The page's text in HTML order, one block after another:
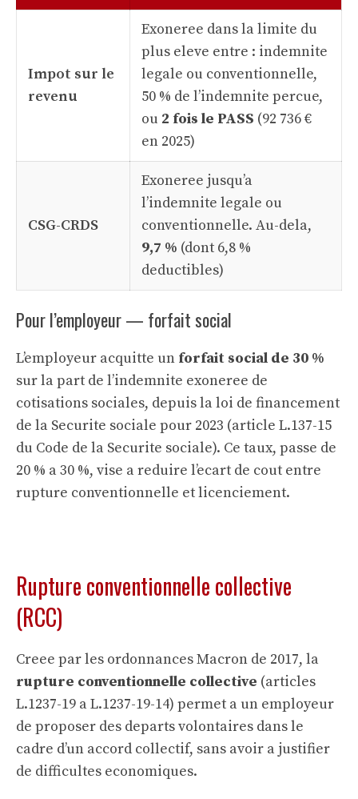
Impot sur le
revenu
Exoneree dans la limite du
plus eleve entre : indemnite
legale ou conventionnelle,
50 % de l’indemnite percue,
ou 2 fois le PASS (92 736 €
en 2025)
CSG-CRDS
Exoneree jusqu’a
l’indemnite legale ou
conventionnelle. Au-dela,
9,7 % (dont 6,8 %
deductibles)
Pour l’employeur — forfait social
L’employeur acquitte un forfait social de 30 %
sur la part de l’indemnite exoneree de
cotisations sociales, depuis la loi de financement
de la Securite sociale pour 2023 (article L.137-15
du Code de la Securite sociale). Ce taux, passe de
20 % a 30 %, vise a reduire l’ecart de cout entre
rupture conventionnelle et licenciement.
Rupture conventionnelle collective
(RCC)
Creee par les ordonnances Macron de 2017, la
rupture conventionnelle collective (articles
L.1237-19 a L.1237-19-14) permet a un employeur
de proposer des departs volontaires dans le
cadre d’un accord collectif, sans avoir a justifier
de difficultes economiques.